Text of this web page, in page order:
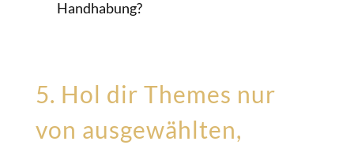
Handhabung?
5. Hol dir Themes nur
von ausgewählten,